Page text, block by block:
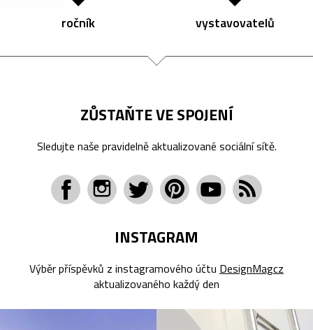
ročník vystavovatelů
ZŮSTAŇTE VE SPOJENÍ
Sledujte naše pravidelně aktualizované sociální sítě.
INSTAGRAM
Výběr příspěvků z instagramového účtu DesignMagcz
aktualizovaného každý den